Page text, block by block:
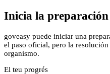
Inicia la
goveasy puede iniciar una
el paso oficial, pero la
organismo.
El teu progrés